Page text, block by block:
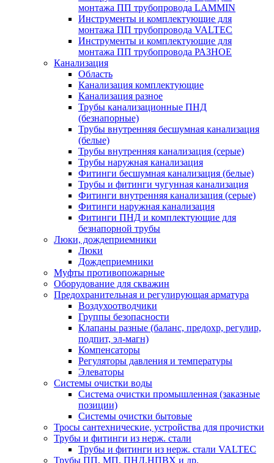
монтажа ПП трубопровода LAMMIN
Инструменты и комплектующие для
монтажа ПП трубопровода VALTEC
Инструменты и комплектующие для
монтажа ПП трубопровода РАЗНОЕ
Канализация
Область
Канализация комплектующие
Канализация разное
Трубы канализационные ПНД
(безнапорные)
Трубы внутренняя бесшумная канализация
(белые)
Трубы внутренняя канализация (серые)
Трубы наружная канализация
Фитинги бесшумная канализация (белые)
Трубы и фитинги чугунная канализация
Фитинги внутренняя канализация (серые)
Фитинги наружная канализация
Фитинги ПНД и комплектующие для
безнапорной трубы
Люки, дождеприемники
Люки
Дождеприемники
Муфты противопожарные
Оборудование для скважин
Предохранительная и регулирующая арматура
Воздухоотводчики
Группы безопасности
Клапаны разные (баланс, предохр, регулир,
подпит, эл-магн)
Компенсаторы
Регуляторы давления и температуры
Элеваторы
Системы очистки воды
Система очистки промышленная (заказные
позиции)
Системы очистки бытовые
Тросы сантехнические, устройства для прочистки
Трубы и фитинги из нерж. стали
Трубы и фитинги из нерж. стали VALTEC
Трубы ПП, МП, ПНД,НПВХ и др.